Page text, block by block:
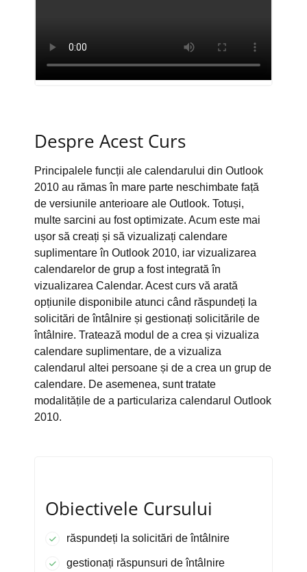
Despre Acest Curs
Principalele funcții ale calendarului din Outlook
2010 au rămas în mare parte neschimbate față
de versiunile anterioare ale Outlook. Totuși,
multe sarcini au fost optimizate. Acum este mai
ușor să creați și să vizualizați calendare
suplimentare în Outlook 2010, iar vizualizarea
calendarelor de grup a fost integrată în
vizualizarea Calendar. Acest curs vă arată
opțiunile disponibile atunci când răspundeți la
solicitări de întâlnire și gestionați solicitările de
întâlnire. Tratează modul de a crea și vizualiza
calendare suplimentare, de a vizualiza
calendarul altei persoane și de a crea un grup de
calendare. De asemenea, sunt tratate
modalitățile de a particulariza calendarul Outlook
2010.
Obiectivele Cursului
răspundeți la solicitări de întâlnire
gestionați răspunsuri de întâlnire